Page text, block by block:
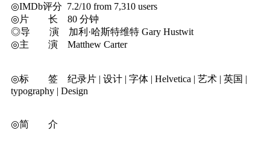
◎IMDb评分 7.2/10 from 7,310 users
◎片 长 80 分钟
◎导 演 加利·哈斯特维特 Gary Hustwit
◎主 演 Matthew Carter
◎标 签 纪录片 | 设计 | 字体 | Helvetica | 艺术 | 英国 |
typography | Design
◎简 介